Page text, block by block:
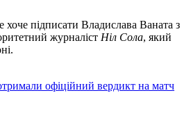
підписати Владислава Ваната з
журналіст Ніл Сола, який
офіційний вердикт на матч